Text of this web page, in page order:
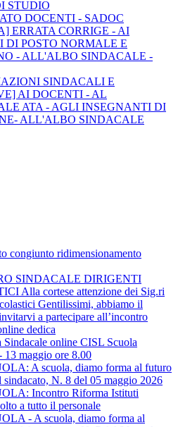
STUDIO
DOCENTI - SADOC
ERRATA CORRIGE - AI
DI POSTO NORMALE E
- ALL'ALBO SINDACALE -
SINDACALI E
AI DOCENTI - AL
ATA - AGLI INSEGNANTI DI
ALL'ALBO SINDACALE
congiunto ridimensionamento
SINDACALE DIRIGENTI
Alla cortese attenzione dei Sig.ri
Gentilissimi, abbiamo il
a partecipare all’incontro
dedica
Sindacale online CISL Scuola
13 maggio ore 8.00
A scuola, diamo forma al futuro
sindacato, N. 8 del 05 maggio 2026
Incontro Riforma Istituti
a tutto il personale
- A scuola, diamo forma al